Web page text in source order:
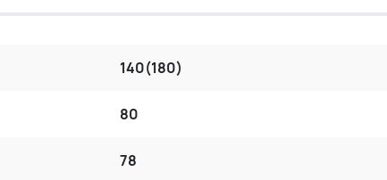
140(180)
80
78